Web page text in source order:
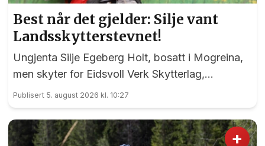
Best når det gjelder: Silje vant
Landsskytterstevnet!
Ungjenta Silje Egeberg Holt, bosatt i Mogreina,
men skyter for Eidsvoll Verk Skytterlag,
imponerte alle under onsdagens banefinale i
rekruttklassen under Landsskytterstevnet på
Lesja.
Publisert 5. august 2026 kl. 10:27
+